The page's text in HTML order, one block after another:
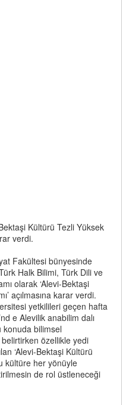
Kültürü Tezli Yüksek
verdi.
Fakültesi bünyesinde
Halk Bilimi, Türk Dili ve
olarak ‘Alevi-Bektaşi
açılmasına karar verdi.
yetkilileri geçen hafta
e Alevilik anabilim dalı
konuda bilimsel
belirtirken özellikle yedi
‘Alevi-Bektaşi Kültürü
kültüre her yönüyle
de rol üstleneceği